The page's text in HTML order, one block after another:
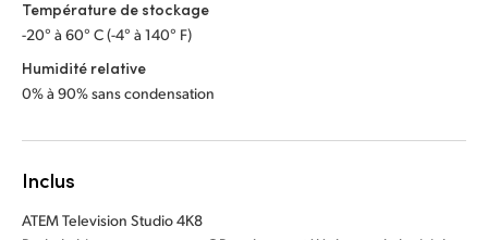
Température de stockage
-20° à 60° C (-4° à 140° F)
Humidité relative
0% à 90% sans condensation
Inclus
ATEM Television Studio 4K8